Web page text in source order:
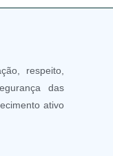
respeito,
das
ativo